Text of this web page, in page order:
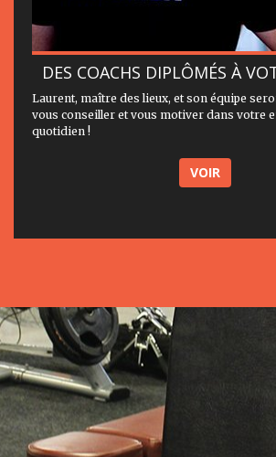
DES COACHS DIPLÔMÉS À
Laurent, maître des lieux, et son équipe
vous conseiller et vous motiver dans votre
quotidien !
VOIR